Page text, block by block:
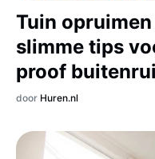
Tuin
slimme tips
proof
door Huren.nl